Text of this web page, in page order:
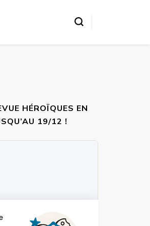
HÉROÏQUES EN
19/12 !